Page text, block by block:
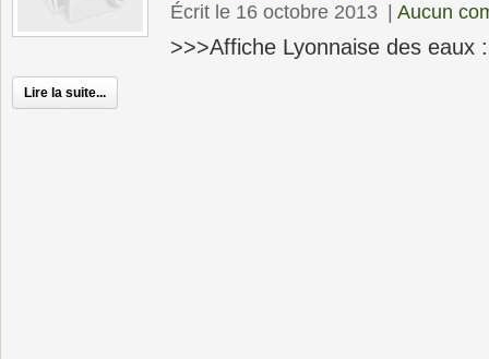
Écrit le 16 octobre 2013 Aucun
>>>Affiche Lyonnaise des eaux
Lire la suite...